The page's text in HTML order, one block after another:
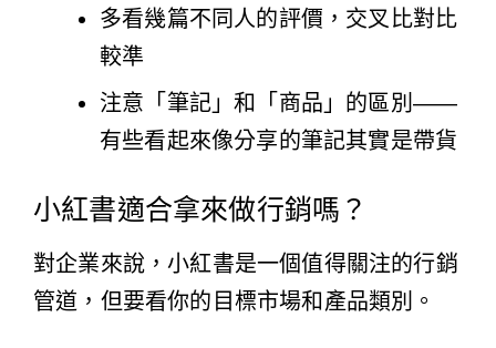
多看幾篇不同人的評價，交叉比對比
較準
注意「筆記」和「商品」的區別——
有些看起來像分享的筆記其實是帶貨
小紅書適合拿來做行銷嗎？
對企業來說，小紅書是一個值得關注的行銷
管道，但要看你的目標市場和產品類別。